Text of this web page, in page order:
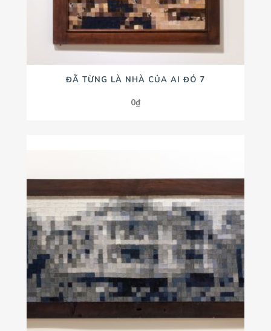
ĐÃ TỪNG LÀ NHÀ CỦA AI ĐÓ 7
0₫